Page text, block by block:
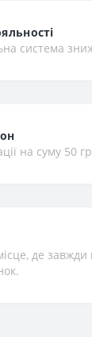
система
на суму 50
де